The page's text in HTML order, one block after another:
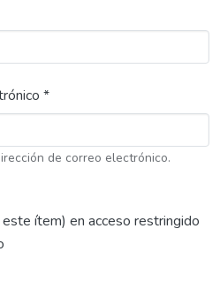
*
de correo electrónico.
ítem) en acceso restringido